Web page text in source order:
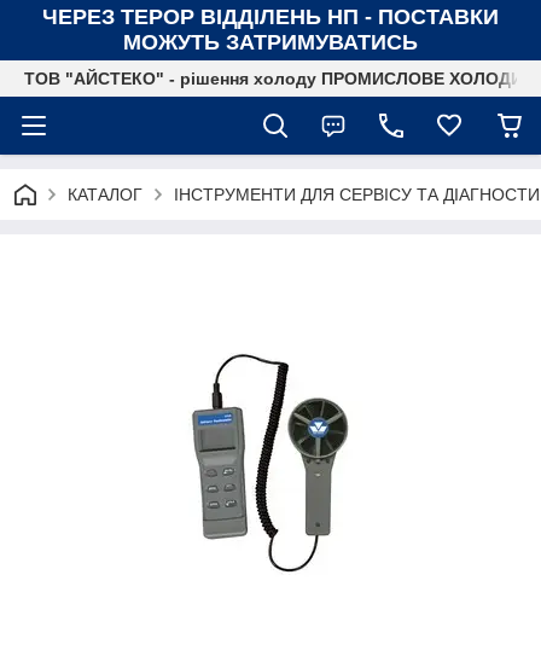
ЧЕРЕЗ ТЕРОР ВІДДІЛЕНЬ НП - ПОСТАВКИ
МОЖУТЬ ЗАТРИМУВАТИСЬ
ТОВ "АЙСТЕКО" - рішення холоду ПРОМИСЛОВЕ
КАТАЛОГ ІНСТРУМЕНТИ ДЛЯ СЕРВІСУ ТА